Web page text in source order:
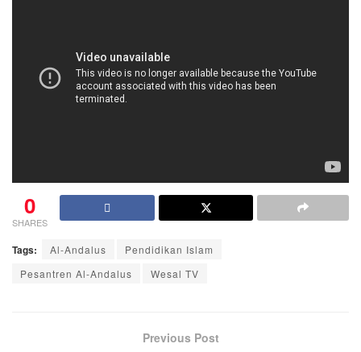
0
SHARES
Tags: Al-Andalus
Pendidikan Islam
Pesantren Al-Andalus
Wesal TV
Previous Post